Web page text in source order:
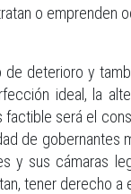
o emprenden
deterioro y
ideal, la
factible será el
de
y sus cámaras
tener derecho